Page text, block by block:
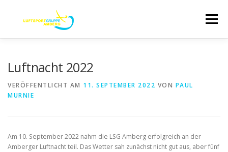
springen
Menü
UNSER FLUGZEUGPARK
STARTSEITE KONTAKT/DATENSCHUTZ
Luftnacht 2022
VERÖFFENTLICHT AM 11. SEPTEMBER 2022 VON PAUL
MURNIE
Am 10. September 2022 nahm die LSG Amberg erfolgreich an der
Amberger Luftnacht teil. Das Wetter sah zunächst nicht gut aus, aber fünf